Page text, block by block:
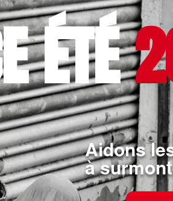
étudie actuellement la prise en
sud de l’ile d’Anjouan, qui dessert
ÉTÉ
Aidons
à